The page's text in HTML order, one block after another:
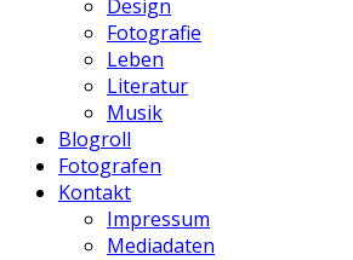
Design
Fotografie
Leben
Literatur
Musik
Blogroll
Fotografen
Kontakt
Impressum
Mediadaten